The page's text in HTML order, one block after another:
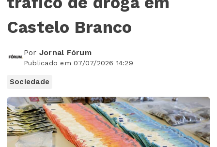
Castelo Branco
Por Jornal Fórum
Publicado em 07/07/2026 14:29
Sociedade